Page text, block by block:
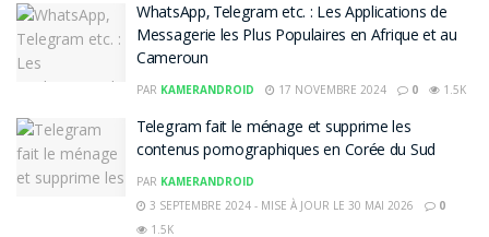
WhatsApp, Telegram etc. : Les Applications de
Messagerie les Plus Populaires en Afrique et au
Cameroun
PAR KAMERANDROID 17 NOVEMBRE 2024 0 1.5K
Telegram fait le ménage et supprime les
contenus pornographiques en Corée du Sud
PAR KAMERANDROID
3 SEPTEMBRE 2024 - MISE À JOUR LE 30 MAI 2026
0
1.5K